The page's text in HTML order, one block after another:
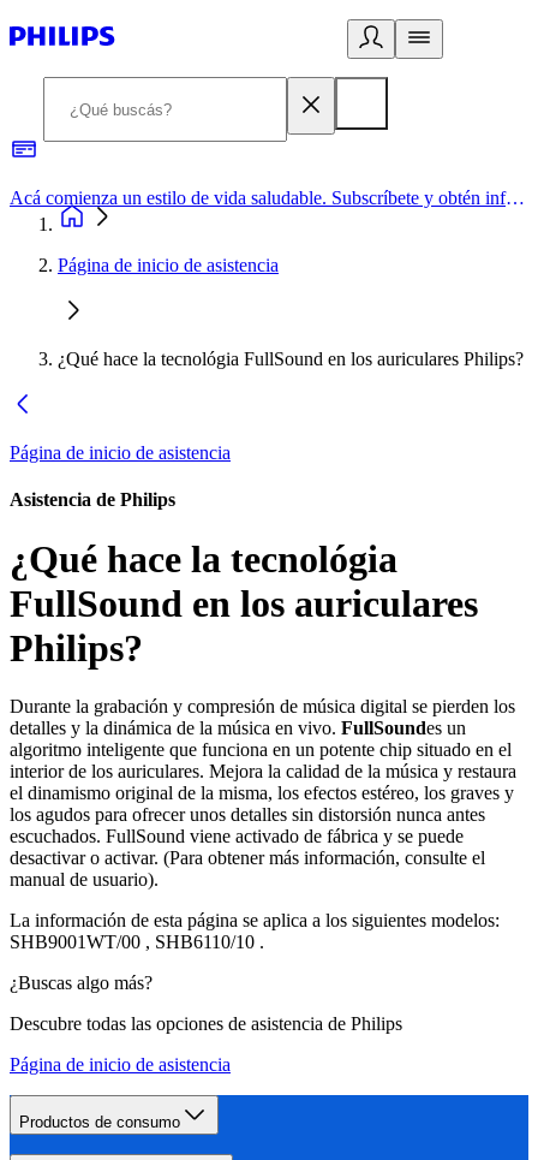
Acá comienza un estilo de vida saludable. Subscríbete y obtén información de primera mano
Página de inicio de asistencia
¿Qué hace la tecnológia FullSound en los auriculares Philips?
Página de inicio de asistencia
Asistencia de Philips
¿Qué hace la tecnológia
FullSound en los auriculares
Philips?
Durante la grabación y compresión de música digital se pierden los
detalles y la dinámica de la música en vivo. FullSoundes un
algoritmo inteligente que funciona en un potente chip situado en el
interior de los auriculares. Mejora la calidad de la música y restaura
el dinamismo original de la misma, los efectos estéreo, los graves y
los agudos para ofrecer unos detalles sin distorsión nunca antes
escuchados. FullSound viene activado de fábrica y se puede
desactivar o activar. (Para obtener más información, consulte el
manual de usuario).
La información de esta página se aplica a los siguientes modelos:
SHB9001WT/00 , SHB6110/10 .
¿Buscas algo más?
Descubre todas las opciones de asistencia de Philips
Página de inicio de asistencia
Productos de consumo